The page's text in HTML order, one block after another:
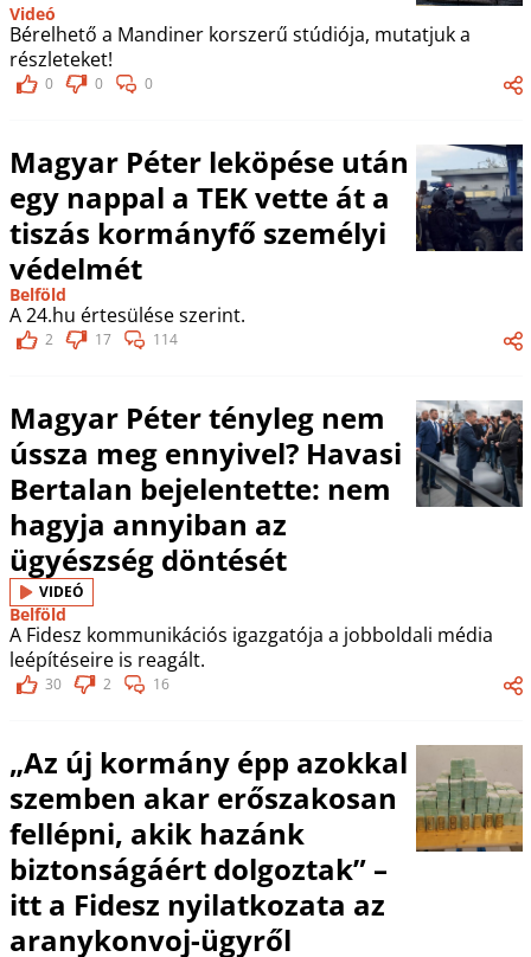
Videó
Bérelhető a Mandiner korszerű stúdiója, mutatjuk a
részleteket!
0 0 0
Magyar Péter leköpése után
egy nappal a TEK vette át a
tiszás kormányfő személyi
védelmét
Belföld
A 24.hu értesülése szerint.
2 17 114
Magyar Péter tényleg nem
ússza meg ennyivel? Havasi
Bertalan bejelentette: nem
hagyja annyiban az
ügyészség döntését
VIDEÓ
Belföld
A Fidesz kommunikációs igazgatója a jobboldali média
leépítéseire is reagált.
30 2 16
„Az új kormány épp azokkal
szemben akar erőszakosan
fellépni, akik hazánk
biztonságáért dolgoztak” –
itt a Fidesz nyilatkozata az
aranykonvoj-ügyről